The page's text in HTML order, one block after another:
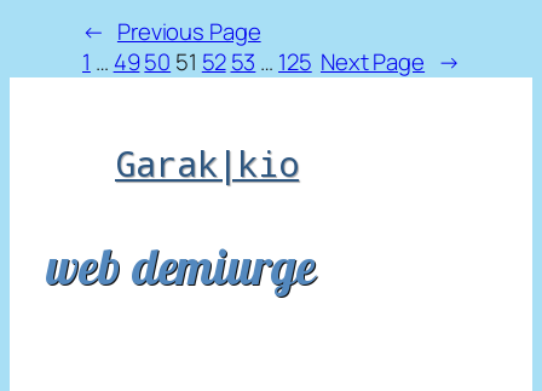
← Previous Page
1 … 4950 51 52 53 … 125 Next Page →
Garak|kio
web demiurge